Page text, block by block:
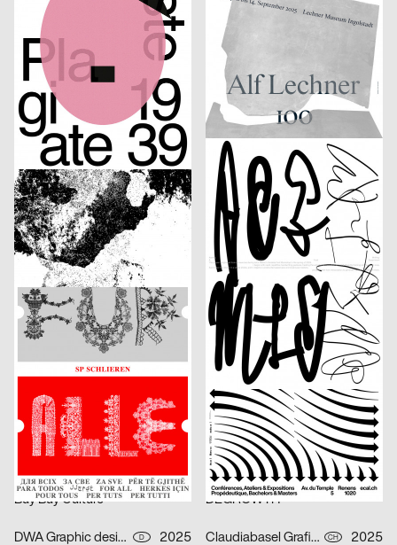
Double U
Alf Lechner 100 – Materie Stahl
Lukas Ruprecht D
2025
Bachelorprojekt „NEW FACES“
2025
ESAD Conference. Semantic Shapes
Onari Projects
2025
Confoederatio
Badesaison CH
2025
1. Mai 2025
Studio Speranza
2025
Elian Zeitel + Itakiry
Shiping Sheng CH
2025
From Letter to Gesture
Johnson / Kingston CH
2025
Fumetto Comic Festival 2025
Wagenbreth Henning D
2025
30 Jahre Haus Schwarzenberg
Samuel Weidmann CH
FÜR ALLE (statt wenige)
Benoît Brun CH
2025
ECAL Open Day 2025
Audretsch Massimiliano D
2025
BEYOND
Kerschbaum Philip, Fawad Qadire
2025
Fachreferat von Digitec Galaxus „Fast alles für fast jede*n“
Benoît Brun
2025
Atelier BLVDR CH
2025
44e AMR Jazz Festival
Modo GmbH CH
2025
Bonbon CH
2025
Fotoatelier Wolgensinger – Mit vier Augen
Jeremy Traun A
2025
Buy Buy Culture
lugma CH
2025
DEGROWTH
DWA Graphic design department D
2025
Claudiabasel Grafik + Interaktion CH
2025